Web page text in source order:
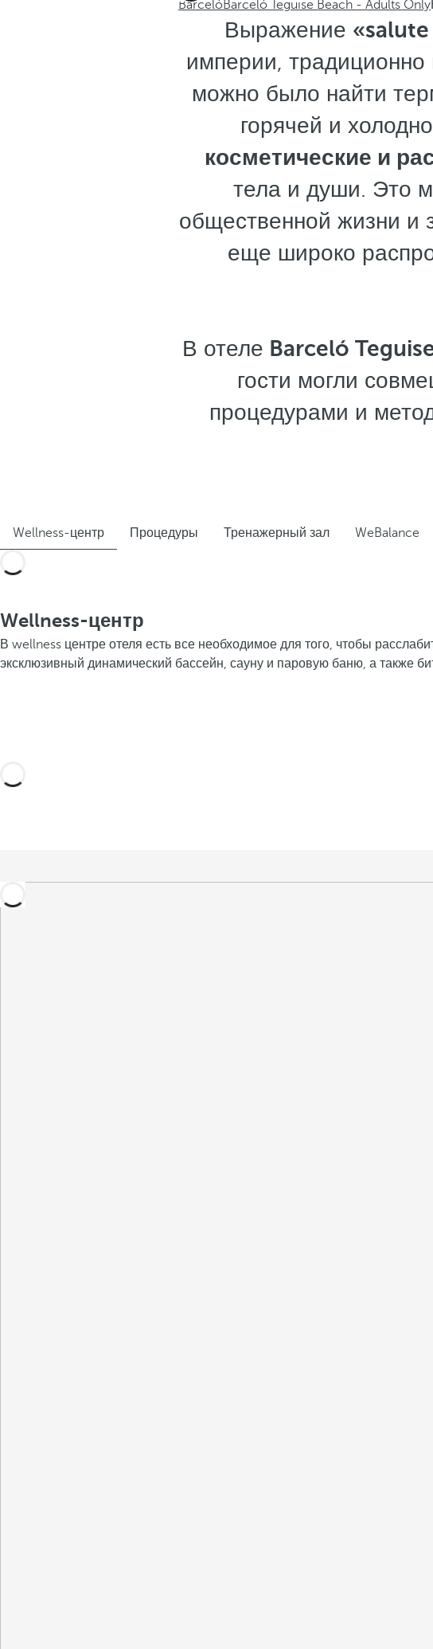
BarcelóBarceló Teguise Beach - Adults Only
Выражение
империи, традиционно
можно было найти
горячей и
косметические и
тела и души. Это
общественной жизни и
еще широко
В отеле Barceló
гости могли
процедурами и
Wellness-центр Процедуры Тренажерный зал WeBalance
Wellness-центр
В wellness центре отеля есть все необходимое для того, чтобы
эксклюзивный динамический бассейн, сауну и паровую баню, а также